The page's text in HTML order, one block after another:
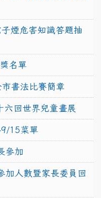
煙危害知識答題抽
名單
書法比賽簡章
六回世界兒童畫展
15菜單
參加
加人數暨家長委員回